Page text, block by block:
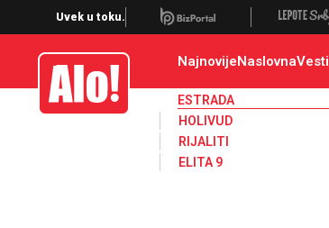
Uvek u toku.
Alo NajnovijeNaslovnaVesti
ESTRADA
HOLIVUD
RIJALITI
ELITA 9